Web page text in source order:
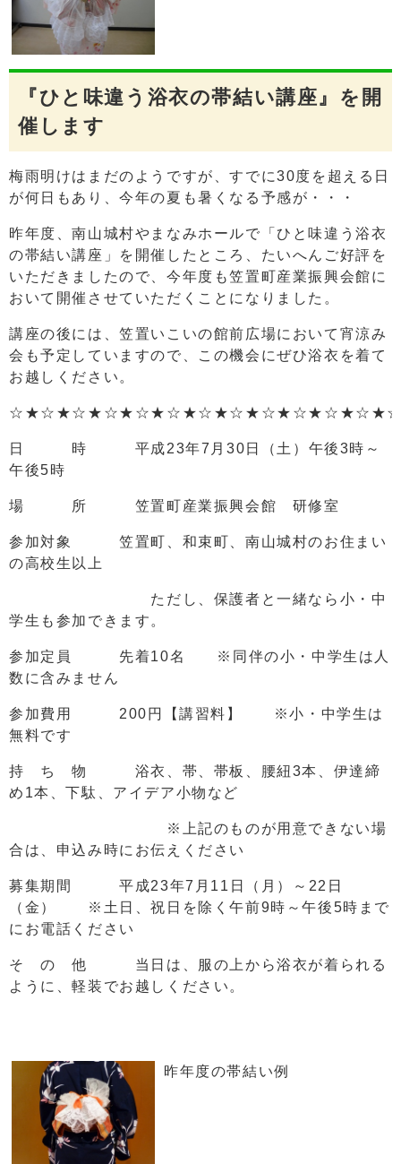
『ひと味違う浴衣の帯結い講座』を開
催します
梅雨明けはまだのようですが、すでに30度を超える日
が何日もあり、今年の夏も暑くなる予感が・・・
昨年度、南山城村やまなみホールで「ひと味違う浴衣
の帯結い講座」を開催したところ、たいへんご好評を
いただきましたので、今年度も笠置町産業振興会館に
おいて開催させていただくことになりました。
講座の後には、笠置いこいの館前広場において宵涼み
会も予定していますので、この機会にぜひ浴衣を着て
お越しください。
日 時 平成23年7月30日（土）午後3時～
午後5時
場 所 笠置町産業振興会館 研修室
参加対象 笠置町、和束町、南山城村のお住まい
の高校生以上
ただし、保護者と一緒なら小・中
学生も参加できます。
参加定員 先着10名 ※同伴の小・中学生は人
数に含みません
参加費用 200円【講習料】 ※小・中学生は
無料です
持 ち 物 浴衣、帯、帯板、腰紐3本、伊達締
め1本、下駄、アイデア小物など
※上記のものが用意できない場
合は、申込み時にお伝えください
募集期間 平成23年7月11日（月）～22日
（金） ※土日、祝日を除く午前9時～午後5時まで
にお電話ください
そ の 他 当日は、服の上から浴衣が着られる
ように、軽装でお越しください。
昨年度の帯結い例